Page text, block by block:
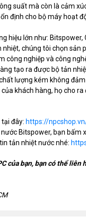
suất mà còn là cảm
định cho bộ máy
lớn như: Bitspower,
chúng tôi chọn
nghiệp và công
tạo ra được bộ tản
lượng kém không
khách hàng, họ cho
đây: https://
Bitspower, bạn bấm
tản nhiệt nước nhé:
của bạn, bạn có thể liên